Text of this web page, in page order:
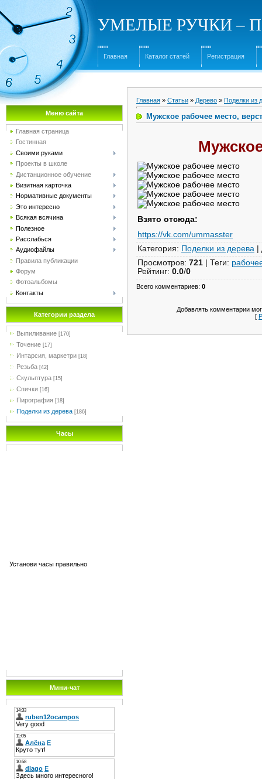
УМЕЛЫЕ РУЧКИ –
Главная Каталог статей Регистрация
Меню сайта
Главная страница
Гостинная
Своими руками
Проекты в школе
Дистанционное обучение
Визитная карточка
Нормативные документы
Это интересно
Всякая всячина
Полезное
Расслабься
Аудиофайлы
Правила публикации
Форум
Фотоальбомы
Контакты
Категории раздела
Выпиливание [170]
Точение [17]
Интарсия, маркетри [18]
Резьба [42]
Скульптура [15]
Спички [16]
Пирография [18]
Поделки из дерева [186]
Часы
Установи часы правильно
Мини-чат
Главная » Статьи » Дерево » Поделки из
Мужское рабочее место,
Взято отсюда:
https://vk.com/ummasster
Категория: Поделки из дерева |
Просмотров: 721 | Теги:
Рейтинг: 0.0/0
Всего комментариев: 0
Добавлять комментарии
[